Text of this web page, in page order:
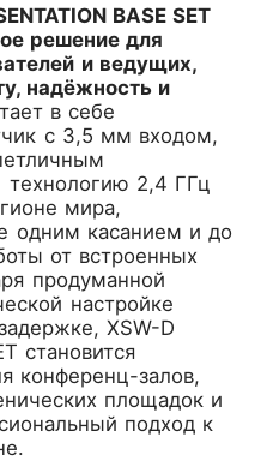
BASE SET
решение для
и ведущих,
надёжность и
в себе
с 3,5 мм входом,
2,4 ГГц
мира,
одним касанием и до
от встроенных
продуманной
настройке
XSW-D
становится
конференц-залов,
площадок и
подход к